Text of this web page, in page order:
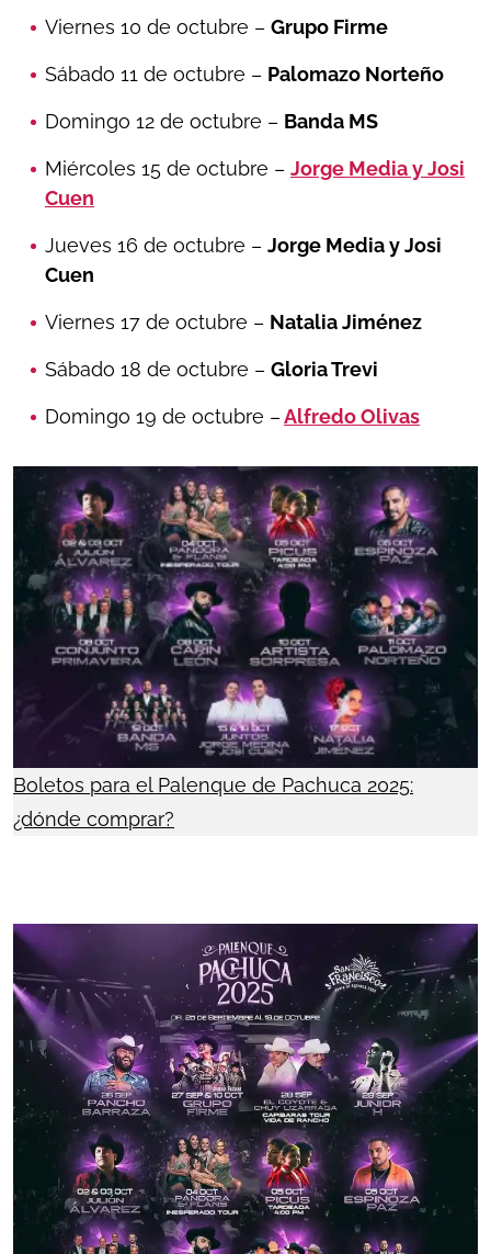
Viernes 10 de octubre – Grupo Firme
Sábado 11 de octubre – Palomazo Norteño
Domingo 12 de octubre – Banda MS
Miércoles 15 de octubre – Jorge Media y Josi
Cuen
Jueves 16 de octubre – Jorge Media y Josi
Cuen
Viernes 17 de octubre – Natalia Jiménez
Sábado 18 de octubre – Gloria Trevi
Domingo 19 de octubre –Alfredo Olivas
Boletos para el Palenque de Pachuca 2025:
¿dónde comprar?